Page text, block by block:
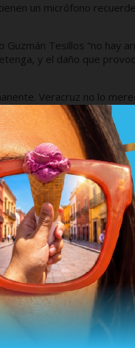
un micrófono
Tesillos “no hay
y el daño que
Veracruz no lo